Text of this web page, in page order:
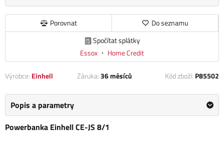
Porovnat
Do seznamu
Spočítat splátky
Essox ・ Home Credit
Výrobce: Einhell Záruka:36 měsíců Kód zboží: P85502
Popis a parametry
Powerbanka Einhell CE-JS 8/1